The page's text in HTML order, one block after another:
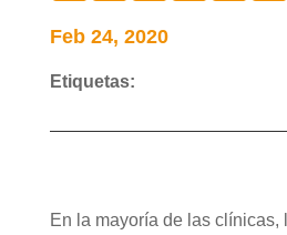
Feb 24, 2020
Etiquetas:
En la mayoría de las clínicas,